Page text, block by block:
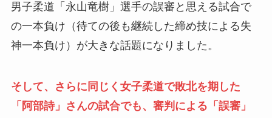
男子柔道「永山竜樹」選手の誤審と思える試合で
の一本負け（待ての後も継続した締め技による失
神一本負け）が大きな話題になりました。
そして、さらに同じく女子柔道で敗北を期した
「阿部詩」さんの試合でも、審判による「誤審」